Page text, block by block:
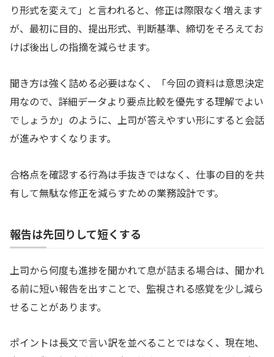
り形式を変えて」と言われると、修正は際限なく増えます
が、最初に目的、提出形式、判断基準、締切をそろえてお
けば後出しの指摘を減らせます。
聞き方は強く詰める必要はなく、「今回の資料は意思決定
用なので、詳細データより要点比較を優先する理解でよい
でしょうか」のように、上司が答えやすい形にすると会話
が進みやすくなります。
合格点を確認する行為は手抜きではなく、仕事の目的を共
有して無駄な修正を減らすための業務設計です。
報告は先回りして短くする
上司から何度も進捗を聞かれて息が詰まる場合は、聞かれ
る前に短い報告を出すことで、監視される感覚を少し減ら
せることがあります。
ポイントは長文で言い訳を並べることではなく、現在地、